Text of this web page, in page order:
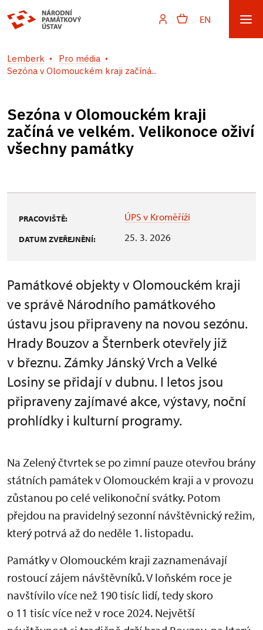
EN
Lemberk
Pro média
Sezóna v Olomouckém kraji začíná...
Sezóna v Olomouckém kraji
začíná ve velkém. Velikonoce oživí
všechny památky
PRACOVIŠTĚ: ÚPS v Kroměříži
DATUM ZVEŘEJNĚNÍ: 25. 3. 2026
Památkové objekty v Olomouckém kraji
ve správě Národního památkového
ústavu jsou připraveny na novou sezónu.
Hrady Bouzov a Šternberk otevřely již
v březnu. Zámky Jánský Vrch a Velké
Losiny se přidají v dubnu. I letos jsou
připraveny zajímavé akce, výstavy, noční
prohlídky i kulturní programy.
Na Zelený čtvrtek se po zimní pauze otevřou brány
státních památek v Olomouckém kraji a v provozu
zůstanou po celé velikonoční svátky. Potom
přejdou na pravidelný sezonní návštěvnický režim,
který potrvá až do neděle 1. listopadu.
Památky v Olomouckém kraji zaznamenávají
rostoucí zájem návštěvníků. V loňském roce je
navštívilo více než 190 tisíc lidí, tedy skoro
o 11 tisíc více než v roce 2024. Největší